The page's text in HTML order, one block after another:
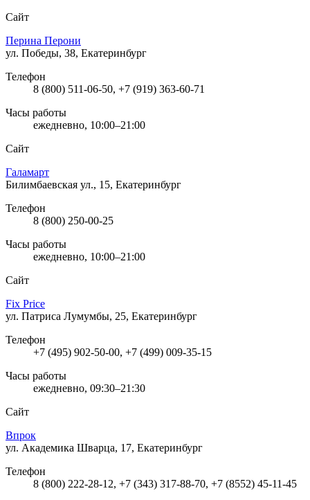
Сайт
Перина Перони
ул. Победы, 38, Екатеринбург
Телефон
8 (800) 511-06-50, +7 (919) 363-60-71
Часы работы
ежедневно, 10:00–21:00
Сайт
Галамарт
Билимбаевская ул., 15, Екатеринбург
Телефон
8 (800) 250-00-25
Часы работы
ежедневно, 10:00–21:00
Сайт
Fix Price
ул. Патриса Лумумбы, 25, Екатеринбург
Телефон
+7 (495) 902-50-00, +7 (499) 009-35-15
Часы работы
ежедневно, 09:30–21:30
Сайт
Впрок
ул. Академика Шварца, 17, Екатеринбург
Телефон
8 (800) 222-28-12, +7 (343) 317-88-70, +7 (8552) 45-11-45